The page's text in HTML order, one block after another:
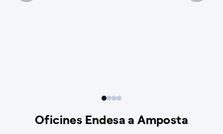
Oficines Endesa a Amposta